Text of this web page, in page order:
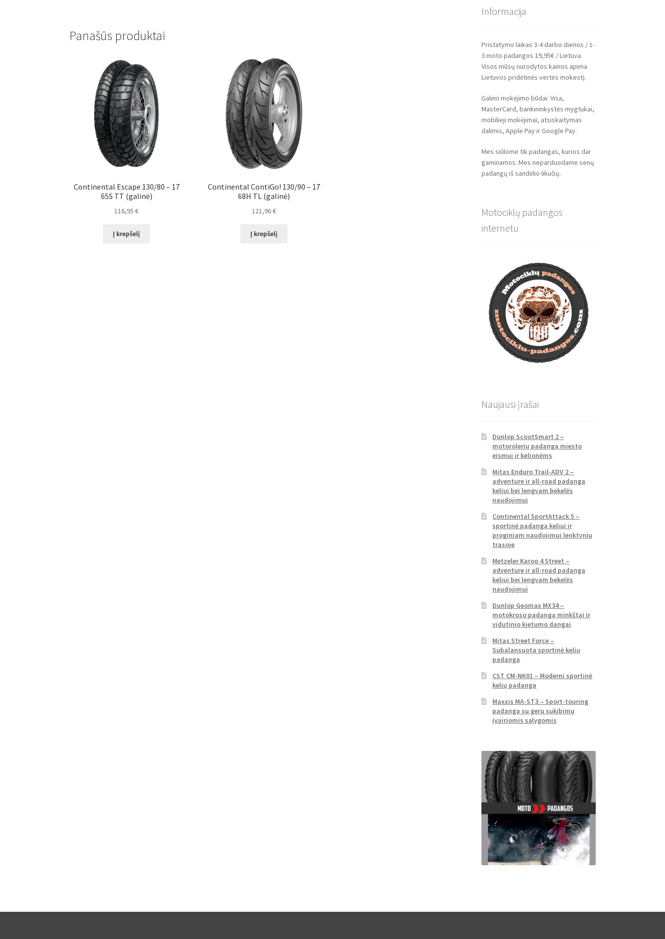
Panašūs produktai
Continental Escape 130/80 – 17
65S TT (galinė)
116,95€
Į krepšelį
Continental ContiGo! 130/90 – 17
68H TL (galinė)
121,96€
Į krepšelį
Informacija
Pristatymo laikas 3-4 darbo dienos / 1-
3 moto padangos 19,95€ / Lietuva.
Visos mūsų nurodytos kainos apima
Lietuvos pridėtinės vertės mokestį.
Galimi mokėjimo būdai: Visa,
MasterCard, bankininkystės mygtukai,
mobilieji mokėjimai, atsiskaitymas
dalimis, Apple Pay ir Google Pay.
Mes siūlome tik padangas, kurios dar
gaminamos. Mes neparduodame senų
padangų iš sandėlio likučių.
Motociklų padangos
internetu
Naujausi įrašai
Dunlop ScootSmart 2 –
motorolerių padanga miesto
eismui ir kelionėms
Mitas Enduro Trail-ADV 2 –
adventure ir all-road padanga
keliui bei lengvam bekelės
naudojimui
Continental SportAttack 5 –
sportinė padanga keliui ir
proginiam naudojimui lenktynių
trasoje
Metzeler Karoo 4 Street –
adventure ir all-road padanga
keliui bei lengvam bekelės
naudojimui
Dunlop Geomax MX34 –
motokroso padanga minkštai ir
vidutinio kietumo dangai
Mitas Street Force –
Subalansuota sportinė kelių
padanga
CST CM-NK01 – Moderni sportinė
kelių padanga
Maxxis MA-ST3 – Sport-touring
padanga su geru sukibimu
įvairiomis sąlygomis